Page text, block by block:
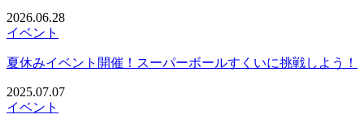
2026.06.28
イベント
夏休みイベント開催！スーパーボールすくいに挑戦しよう！
2025.07.07
イベント